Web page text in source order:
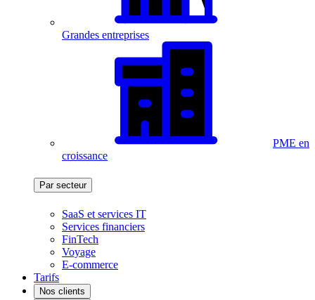
Grandes entreprises
PME en
croissance
Par secteur
SaaS et services IT
Services financiers
FinTech
Voyage
E-commerce
Tarifs
Nos clients